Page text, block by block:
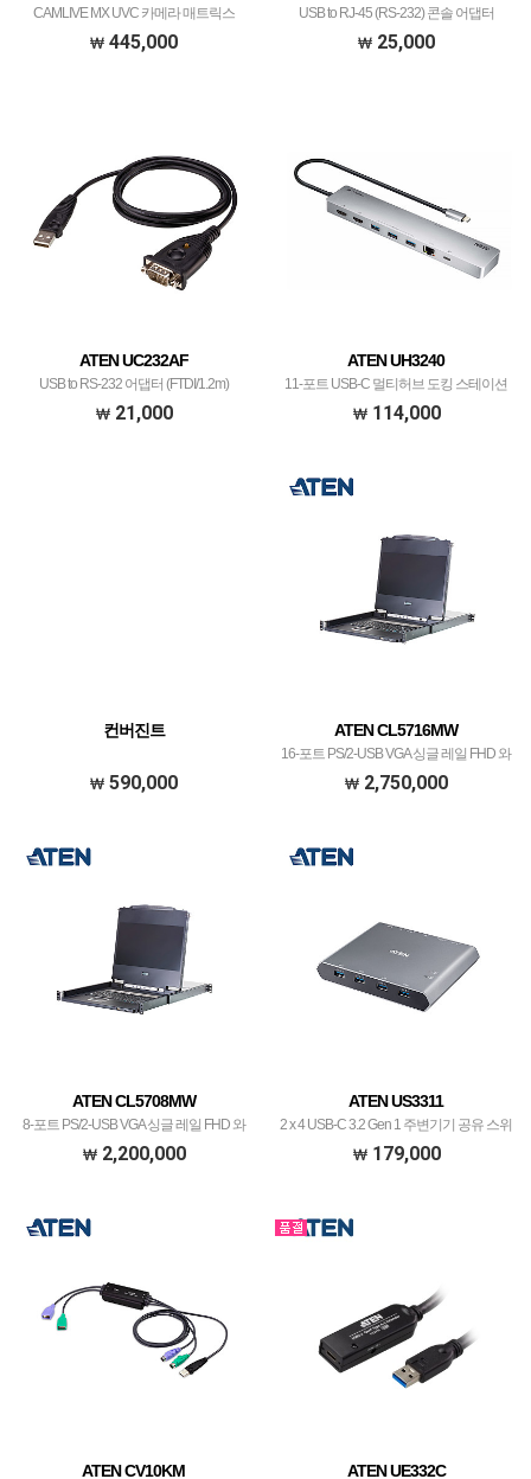
CAMLIVE MX UVC 카메라 매트릭스
445,000
USB to RJ-45 (RS-232) 콘솔 어댑터
25,000
ATEN UC232AF
USB to RS-232 어댑터 (FTDI/1.2m)
21,000
ATEN UH3240
11-포트 USB-C 멀티허브 도킹 스테이션
(충전 포트 내장) UH3240
114,000
컨버진트
590,000
ATEN CL5716MW
16-포트 PS/2-USB VGA 싱글 레일 FHD 와
이드스크린 LCD KVM 스위치
2,750,000
ATEN CL5708MW
8-포트 PS/2-USB VGA 싱글 레일 FHD 와
이드스크린 LCD KVM 스위치
2,200,000
ATEN US3311
2 x 4 USB-C 3.2 Gen 1 주변기기 공유 스위
치 (충전 포트 내장)
179,000
ATEN CV10KM ATEN UE332C